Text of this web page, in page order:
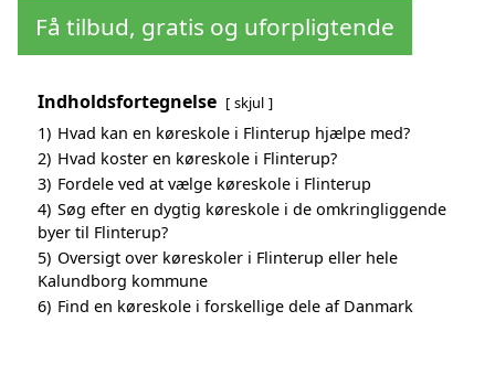
Få tilbud, gratis og uforpligtende
Indholdsfortegnelse skjul
1) Hvad kan en køreskole i Flinterup hjælpe med?
2) Hvad koster en køreskole i Flinterup?
3) Fordele ved at vælge køreskole i Flinterup
4) Søg efter en dygtig køreskole i de omkringliggende
byer til Flinterup?
5) Oversigt over køreskoler i Flinterup eller hele
Kalundborg kommune
6) Find en køreskole i forskellige dele af Danmark